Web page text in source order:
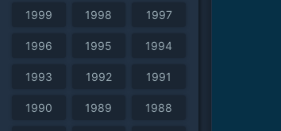
1999 1998 1997
1996 1995 1994
1993 1992 1991
1990 1989 1988